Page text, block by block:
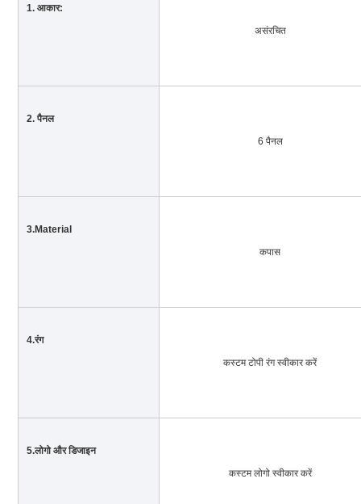
1. आकार:
असंरचित
2. पैनल
6 पैनल
3.Material
कपास
4.रंग
कस्टम टोपी रंग स्वीकार करें
5.लोगो और डिजाइन
कस्टम लोगो स्वीकार करें